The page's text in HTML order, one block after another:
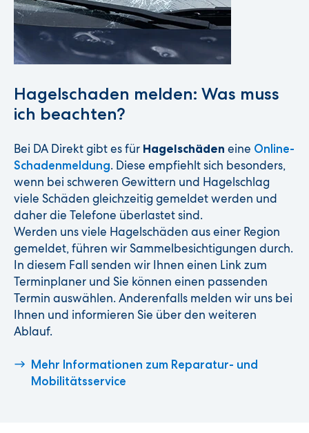
Hagelschaden melden: Was muss
ich beachten?
Bei DA Direkt gibt es für Hagelschäden eine Online-
Schadenmeldung. Diese empfiehlt sich besonders,
wenn bei schweren Gewittern und Hagelschlag
viele Schäden gleichzeitig gemeldet werden und
daher die Telefone überlastet sind.
Werden uns viele Hagelschäden aus einer Region
gemeldet, führen wir Sammelbesichtigungen durch.
In diesem Fall senden wir Ihnen einen Link zum
Terminplaner und Sie können einen passenden
Termin auswählen. Anderenfalls melden wir uns bei
Ihnen und informieren Sie über den weiteren
Ablauf.
Mehr Informationen zum Reparatur- und
Mobilitätsservice